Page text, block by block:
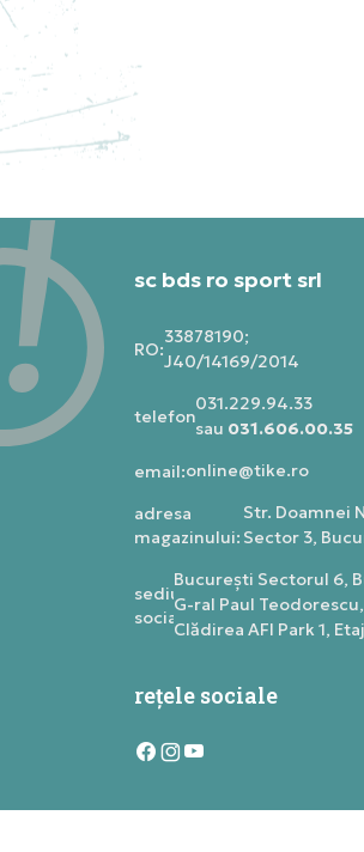
sc bds ro sport srl
RO:
33878190;
J40/14169/2014
telefon:
031.229.94.33
sau 031.606.00.35
email:online@tike.ro
adresa
magazinului:
Str. Doamnei
Sector 3,
sediu
social:
Bucureşti Sectorul 6,
G-ral Paul
Clădirea AFI Park 1,
rețele sociale